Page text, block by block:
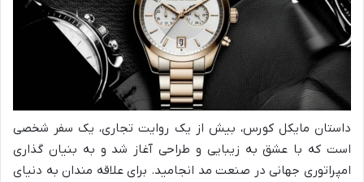
داستان مایکل کورس، بیش از یک روایت تجاری، یک سفر شخصی
است که با عشق به زیبایی و طراحی آغاز شد و به بنیان گذاری
امپراتوری جهانی در صنعت مد انجامید. برای علاقه مندان به دنیای